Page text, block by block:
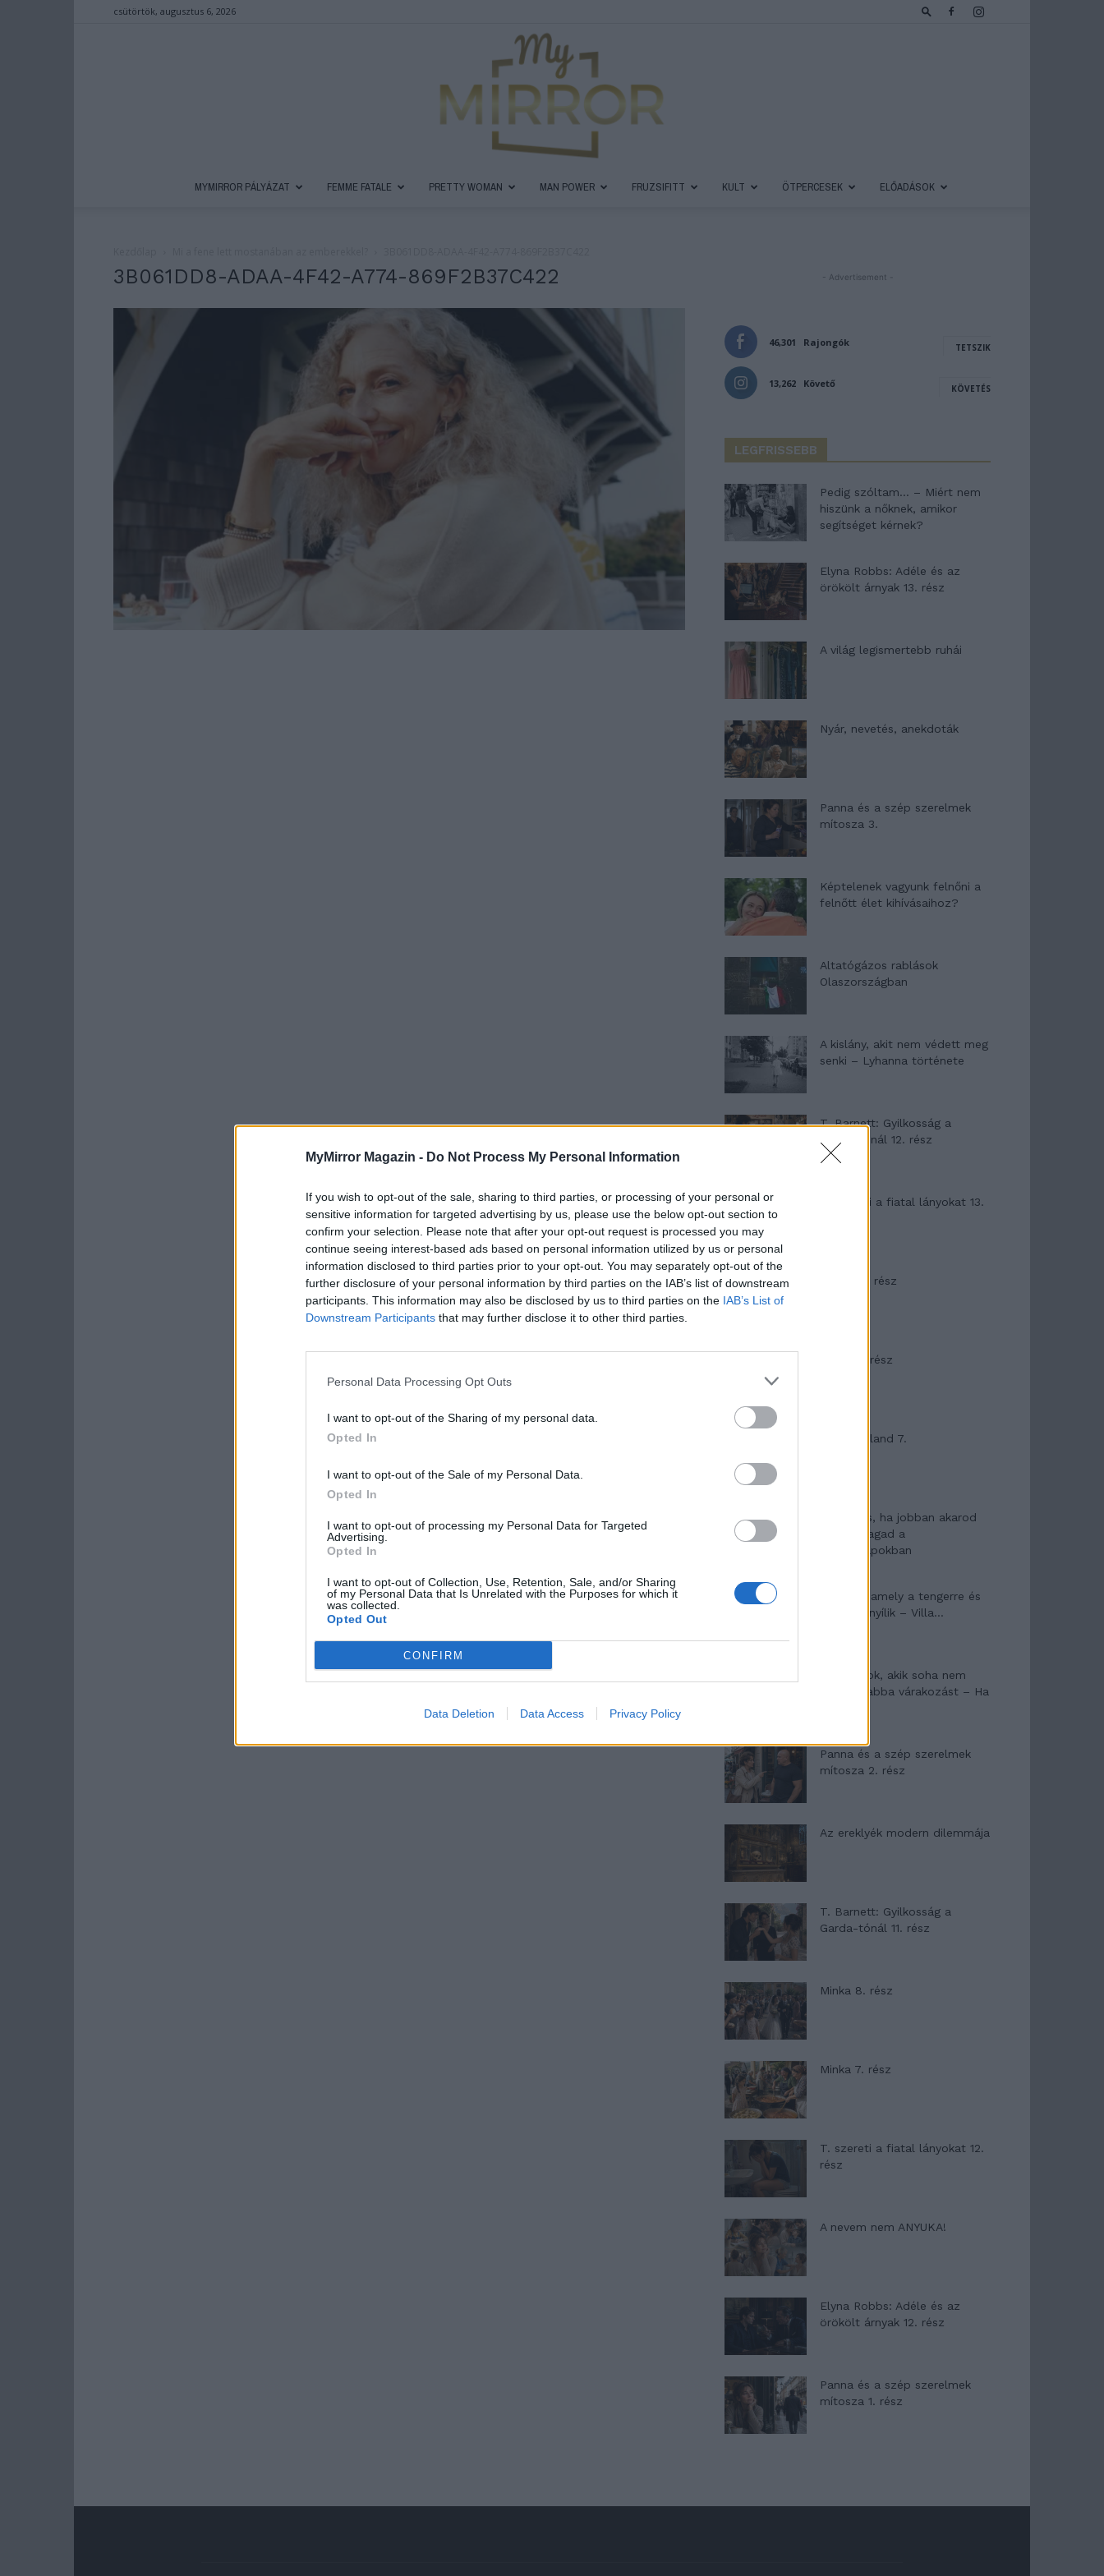
MyMirror Magazin - Do Not Process My Personal Information
If you wish to opt-out of the sale, sharing to third parties, or processing of your personal or
sensitive information for targeted advertising by us, please use the below opt-out section to
confirm your selection. Please note that after your opt-out request is processed you may
continue seeing interest-based ads based on personal information utilized by us or personal
information disclosed to third parties prior to your opt-out. You may separately opt-out of the
further disclosure of your personal information by third parties on the IAB’s list of downstream
participants. This information may also be disclosed by us to third parties on the IAB’s List of
Downstream Participants that may further disclose it to other third parties.
Personal Data Processing Opt Outs
I want to opt-out of the Sharing of my personal data.
Opted In
I want to opt-out of the Sale of my Personal Data.
Opted In
I want to opt-out of processing my Personal Data for Targeted
Advertising.
Opted In
I want to opt-out of Collection, Use, Retention, Sale, and/or Sharing
of my Personal Data that Is Unrelated with the Purposes for which it
was collected.
Opted Out
CONFIRM
Data Deletion Data Access Privacy Policy
csütörtök, augusztus 6, 2026
Magazin
MYMIRROR PÁLYÁZAT FEMME FATALE PRETTY WOMAN MAN POWER FRUZSIFITT KULT ÖTPERCESEK ELŐADÁSOK
3B061DD8-ADAA-4F42-A774-869F2B37C422 - Advertisement -
46,301 Rajongók TETSZIK
13,262 Követő KÖVETÉS
LEGFRISSEBB
Pedig szóltam… – Miért nem
hiszünk a nőknek, amikor
segítséget kérnek?
Elyna Robbs: Adéle és az
örökölt árnyak 13. rész
A világ legismertebb ruhái
Nyár, nevetés, anekdoták
Panna és a szép szerelmek
mítosza 3.
Képtelenek vagyunk felnőni a
felnőtt élet kihívásaihoz?
Altatógázos rablások
Olaszországban
A kislány, akit nem védett meg
senki – Lyhanna története
T. Barnett: Gyilkosság a
Garda-tónál 12. rész
T. szereti a fiatal lányokat 13.
Minka 10. rész
Minka 9. rész
Máltai kaland 7.
10 tanács, ha jobban akarod
érezni magad a
hétköznapokban
Egy ház, amely a tengerre és
a fényre nyílik – Villa...
A családok, akik soha nem
hagyták abba várakozást – Ha
Panna és a szép szerelmek
mítosza 2. rész
Az ereklyék modern dilemmája
T. Barnett: Gyilkosság a
Garda-tónál 11. rész
Minka 8. rész
Minka 7. rész
T. szereti a fiatal lányokat 12.
rész
A nevem nem ANYUKA!
Elyna Robbs: Adéle és az
örökölt árnyak 12. rész
Panna és a szép szerelmek
mítosza 1. rész